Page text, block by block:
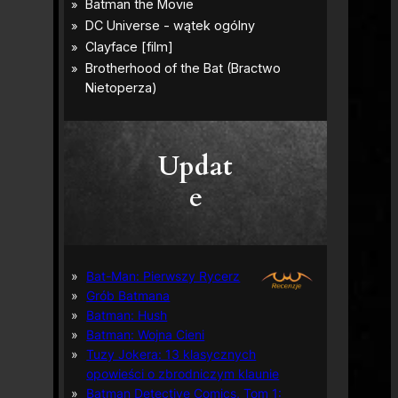
Updat
e
Bat-Man: Pierwszy Rycerz
Grób Batmana
Batman: Hush
Batman: Wojna Cieni
Tuzy Jokera: 13 klasycznych
opowieści o zbrodniczym klaunie
Batman Detective Comics, Tom 1: